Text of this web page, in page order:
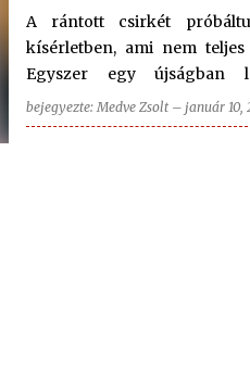
A rántott csirkét
kísérletben, ami nem
Egyszer egy újságban
melyikben) , ott
bundában. Ott láttam a
bejegyezte:Medve Zsolt – január 10,